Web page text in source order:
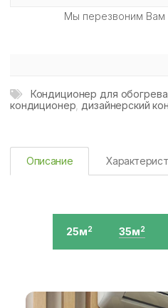
Мы перезвоним Вам
Кондиционер для обогрева
кондиционер дизайнерский
Описание
25м2 35м2